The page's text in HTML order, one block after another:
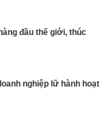
đầu thế giới, thúc
nghiệp lữ hành hoạt